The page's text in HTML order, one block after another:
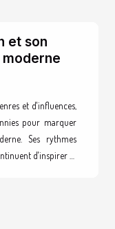
et son
et d'influences,
pour marquer
Ses rythmes
d'inspirer et
un nouveau genre